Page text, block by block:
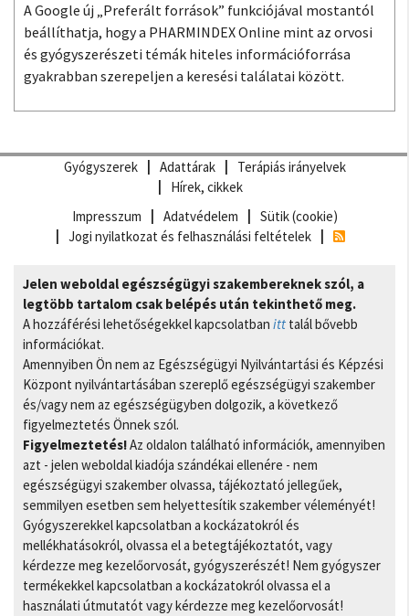
A Google új „Preferált források” funkciójával mostantól
beállíthatja, hogy a PHARMINDEX Online mint az orvosi
és gyógyszerészeti témák hiteles információforrása
gyakrabban szerepeljen a keresési találatai között.
Gyógyszerek Adattárak
Terápiás irányelvek
Hírek, cikkek
Impresszum
Adatvédelem
Sütik (cookie)
Jogi nyilatkozat és felhasználási feltételek
Jelen weboldal egészségügyi szakembereknek szól, a
legtöbb tartalom csak belépés után tekinthető meg.
A hozzáférési lehetőségekkel kapcsolatban itt talál bővebb
információkat.
Amennyiben Ön nem az Egészségügyi Nyilvántartási és Képzési
Központ nyilvántartásában szereplő egészségügyi szakember
és/vagy nem az egészségügyben dolgozik, a következő
figyelmeztetés Önnek szól.
Figyelmeztetés!Az oldalon található információk, amennyiben
azt - jelen weboldal kiadója szándékai ellenére - nem
egészségügyi szakember olvassa, tájékoztató jellegűek,
semmilyen esetben sem helyettesítik szakember véleményét!
Gyógyszerekkel kapcsolatban a kockázatokról és
mellékhatásokról, olvassa el a betegtájékoztatót, vagy
kérdezze meg kezelőorvosát, gyógyszerészét! Nem gyógyszer
termékekkel kapcsolatban a kockázatokról olvassa el a
használati útmutatót vagy kérdezze meg kezelőorvosát!